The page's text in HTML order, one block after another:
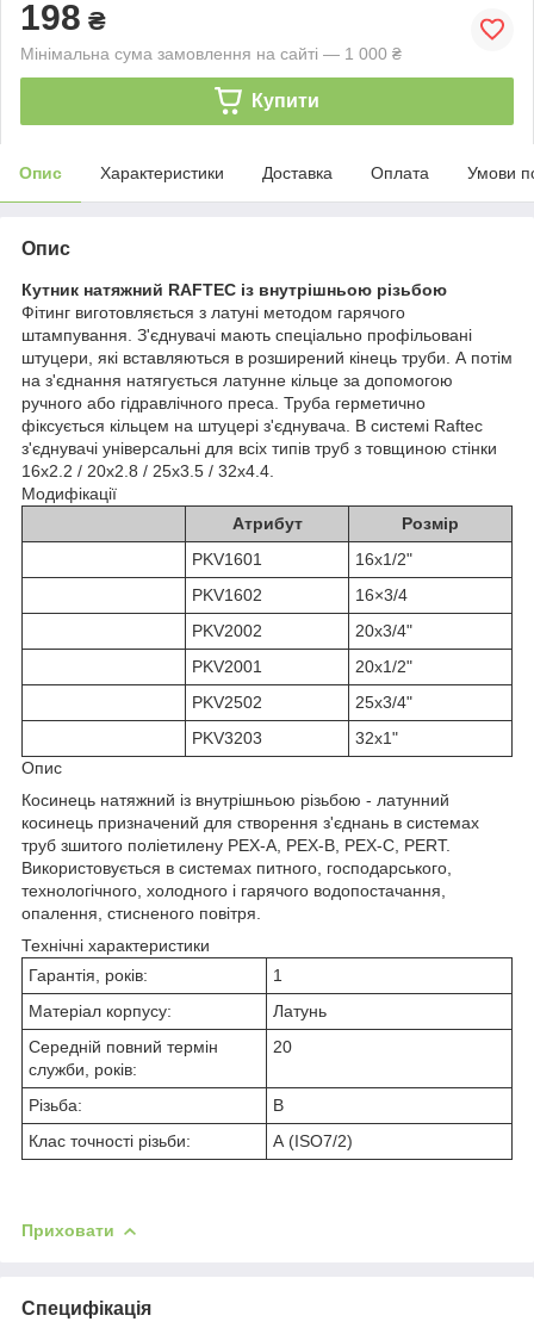
198 ₴
Мінімальна сума замовлення на сайті — 1 000 ₴
Купити
Опис Характеристики Доставка Оплата Умови
Опис
Кутник натяжний RAFTEC із внутрішньою різьбою
Фітинг виготовляється з латуні методом гарячого
штампування. З'єднувачі мають спеціально профільовані
штуцери, які вставляються в розширений кінець труби. А потім
на з'єднання натягується латунне кільце за допомогою
ручного або гідравлічного преса. Труба герметично
фіксується кільцем на штуцері з'єднувача. В системі Raftec
з'єднувачі універсальні для всіх типів труб з товщиною стінки
16х2.2 / 20х2.8 / 25х3.5 / 32х4.4.
Модифікації
Атрибут
Розмір
PKV1601
16x1/2"
PKV1602
16×3/4
PKV2002
20x3/4"
PKV2001
20x1/2"
PKV2502
25х3/4"
PKV3203
32х1"
Опис
Косинець натяжний із внутрішньою різьбою - латунний
косинець призначений для створення з'єднань в системах
труб зшитого поліетилену PEX-A, PEX-B, PEX-C, PERT.
Використовується в системах питного, господарського,
технологічного, холодного і гарячого водопостачання,
опалення, стисненого повітря.
Технічні характеристики
Гарантія, років:
1
Матеріал корпусу:
Латунь
Середній повний термін
служби, років:
20
Різьба:
В
Клас точності різьби:
А (ISO7/2)
Приховати
Специфікація